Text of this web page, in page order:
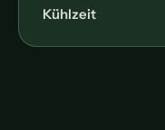
Kühlzeit